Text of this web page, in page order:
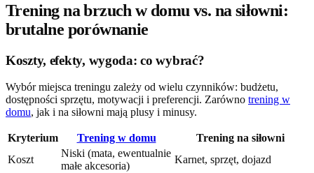
Trening na brzuch w domu vs. na siłowni:
brutalne porównanie
Koszty, efekty, wygoda: co wybrać?
Wybór miejsca treningu zależy od wielu czynników: budżetu,
dostępności sprzętu, motywacji i preferencji. Zarówno trening w
domu, jak i na siłowni mają plusy i minusy.
Kryterium Trening w domu
Trening na siłowni
Koszt
Niski (mata, ewentualnie
małe akcesoria)
Karnet, sprzęt, dojazd